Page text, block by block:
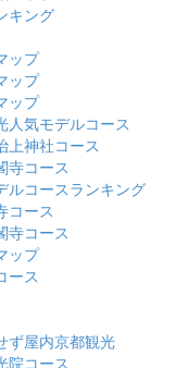
キング
ップ
ップ
ップ
人気モデルコース
上神社コース
寺コース
ルコースランキング
コース
寺コース
ップ
ース
ず屋内京都観光
院コース